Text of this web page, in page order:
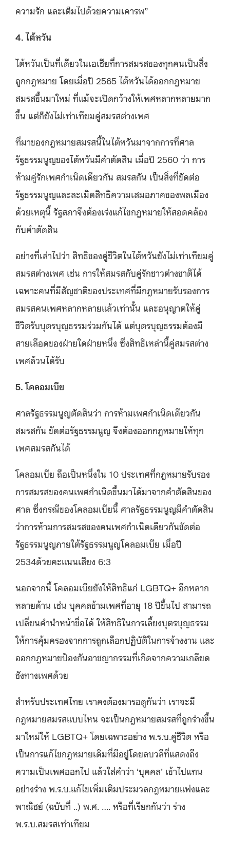
ความรัก และเต็มไปด้วยความเคารพ”
4. ไต้หวัน
ไต้หวันเป็นที่เดียวในเอเชียที่การสมรสของทุกคนเป็นสิ่ง
ถูกกฎหมาย โดยเมื่อปี 2565 ไต้หวันได้ออกกฎหมาย
สมรสขึ้นมาใหม่ ที่แม้จะเปิดกว้างให้เพศหลากหลายมาก
ขึ้น แต่ก็ยังไม่เท่าเทียมคู่สมรสต่างเพศ
ที่มาของกฎหมายสมรสนี้ในไต้หวันมาจากการที่ศาล
รัฐธรรมนูญของไต้หวันมีคำตัดสิน เมื่อปี 2560 ว่า การ
ห้ามคู่รักเพศกำเนิดเดียวกัน สมรสกัน เป็นสิ่งที่ขัดต่อ
รัฐธรรมนูญและละเมิดสิทธิความเสมอภาคของพลเมือง
ด้วยเหตุนี้ รัฐสภาจึงต้องเร่งแก้ไขกฎหมายให้สอดคล้อง
กับคำตัดสิน
อย่างที่เล่าไปว่า สิทธิของคู่ชีวิตในไต้หวันยังไม่เท่าเทียมคู่
สมรสต่างเพศ เช่น การให้สมรสกับคู่รักชาวต่างชาติได้
เฉพาะคนที่มีสัญชาติของประเทศที่มีกฎหมายรับรองการ
สมรสคนเพศหลากหลายแล้วเท่านั้น และอนุญาตให้คู่
ชีวิตรับบุตรบุญธรรมร่วมกันได้ แต่บุตรบุญธรรมต้องมี
สายเลือดของฝ่ายใดฝ่ายหนึ่ง ซึ่งสิทธิเหล่านี้คู่สมรสต่าง
เพศล้วนได้รับ
5. โคลอมเบีย
ศาลรัฐธรรมนูญตัดสินว่า การห้ามเพศกำเนิดเดียวกัน
สมรสกัน ขัดต่อรัฐธรรมนูญ จึงต้องออกกฎหมายให้ทุก
เพศสมรสกันได้
โคลอมเบีย ถือเป็นหนึ่งใน 10 ประเทศที่กฎหมายรับรอง
การสมรสของคนเพศกำเนิดขึ้นมาได้มาจากคำตัดสินของ
ศาล ซึ่งกรณีของโคลอมเบียนี้ ศาลรัฐธรรมนูญมีคำตัดสิน
ว่าการห้ามการสมรสของคนเพศกำเนิดเดียวกันขัดต่อ
รัฐธรรมนูญภายใต้รัฐธรรมนูญโคลอมเบีย เมื่อปี
2534ด้วยคะแนนเสียง 6:3
นอกจากนี้ โคลอมเบียยังให้สิทธิแก่ LGBTQ+ อีกหลาก
หลายด้าน เช่น บุคคลข้ามเพศที่อายุ 18 ปีขึ้นไป สามารถ
เปลี่ยนคำนำหน้าชื่อได้ ให้สิทธิในการเลี้ยงบุตรบุญธรรม
ให้การคุ้มครองจากการถูกเลือกปฏิบัติในการจ้างงาน และ
ออกกฎหมายป้องกันอาชญากรรมที่เกิดจากความเกลียด
ชังทางเพศด้วย
สำหรับประเทศไทย เราคงต้องมารอดูกันว่า เราจะมี
กฎหมายสมรสแบบไหน จะเป็นกฎหมายสมรสที่ถูกร่างขึ้น
มาใหม่ให้ LGBTQ+ โดยเฉพาะอย่าง พ.ร.บ.คู่ชีวิต หรือ
เป็นการแก้ไขกฎหมายเดิมที่มีอยู่โดยลบวลีที่แสดงถึง
ความเป็นเพศออกไป แล้วใส่คำว่า ‘บุคคล’ เข้าไปแทน
อย่างร่าง พ.ร.บ.แก้ไขเพิ่มเติมประมวลกฎหมายแพ่งและ
พาณิชย์ (ฉบับที่ ..) พ.ศ. …. หรือที่เรียกกันว่า ร่าง
พ.ร.บ.สมรสเท่าเทียม